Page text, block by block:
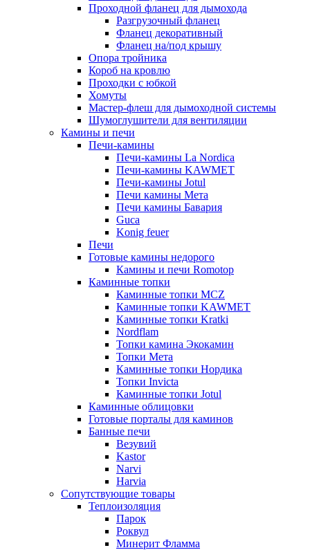
Проходной фланец для дымохода
Разгрузочный фланец
Фланец декоративный
Фланец на/под крышу
Опора тройника
Короб на кровлю
Проходки с юбкой
Хомуты
Мастер-флеш для дымоходной системы
Шумоглушители для вентиляции
Камины и печи
Печи-камины
Печи-камины La Nordica
Печи-камины KAWMET
Печи-камины Jotul
Печи камины Мета
Печи камины Бавария
Guca
Konig feuer
Печи
Готовые камины недорого
Камины и печи Romotop
Каминные топки
Каминные топки MCZ
Каминные топки KAWMET
Каминные топки Kratki
Nordflam
Топки камина Экокамин
Топки Мета
Каминные топки Нордика
Топки Invicta
Каминные топки Jotul
Каминные облицовки
Готовые порталы для каминов
Банные печи
Везувий
Kastor
Narvi
Harvia
Сопутствующие товары
Теплоизоляция
Парок
Роквул
Минерит Фламма